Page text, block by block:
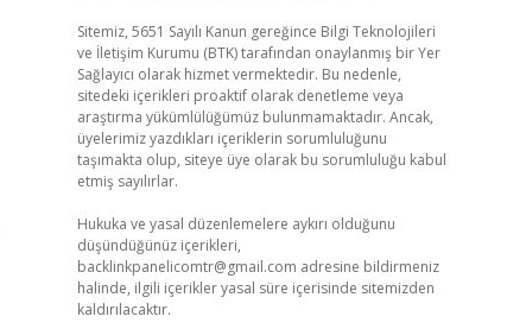
Sitemiz, 5651 Sayılı Kanun gereğince Bilgi Teknolojileri
ve İletişim Kurumu (BTK) tarafından onaylanmış bir Yer
Sağlayıcı olarak hizmet vermektedir. Bu nedenle,
sitedeki içerikleri proaktif olarak denetleme veya
araştırma yükümlülüğümüz bulunmamaktadır. Ancak,
üyelerimiz yazdıkları içeriklerin sorumluluğunu
taşımakta olup, siteye üye olarak bu sorumluluğu kabul
etmiş sayılırlar.
Hukuka ve yasal düzenlemelere aykırı olduğunu
düşündüğünüz içerikleri,
backlinkpanelicomtr@gmail.com adresine bildirmeniz
halinde, ilgili içerikler yasal süre içerisinde sitemizden
kaldırılacaktır.